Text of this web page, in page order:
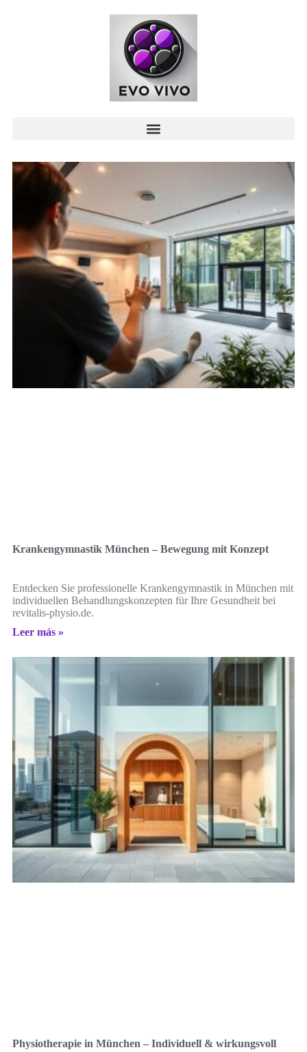
Krankengymnastik München – Bewegung mit Konzept
Entdecken Sie professionelle Krankengymnastik in München mit
individuellen Behandlungskonzepten für Ihre Gesundheit bei
revitalis-physio.de.
Leer más »
Physiotherapie in München – Individuell & wirkungsvoll